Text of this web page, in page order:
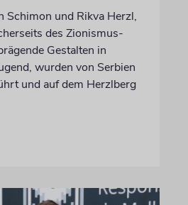
Schimon und Rikva Herzl,
des Zionismus-
Gestalten in
wurden von Serbien
und auf dem Herzlberg